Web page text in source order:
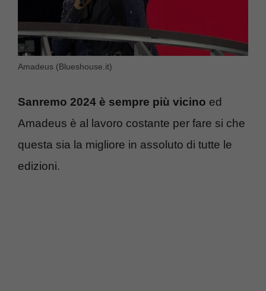
Amadeus (Blueshouse.it)
Sanremo 2024 è sempre più vicino ed
Amadeus è al lavoro costante per fare si che
questa sia la migliore in assoluto di tutte le
edizioni.